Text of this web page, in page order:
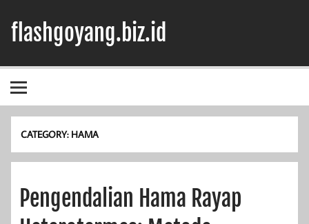
content
flashgoyang.biz.id
CATEGORY: HAMA
Pengendalian Hama Rayap